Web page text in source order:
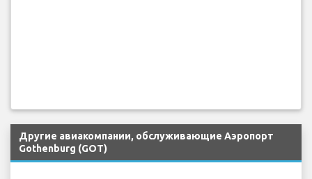
Другие авиакомпании, обслуживающие Аэропорт
Gothenburg (GOT)